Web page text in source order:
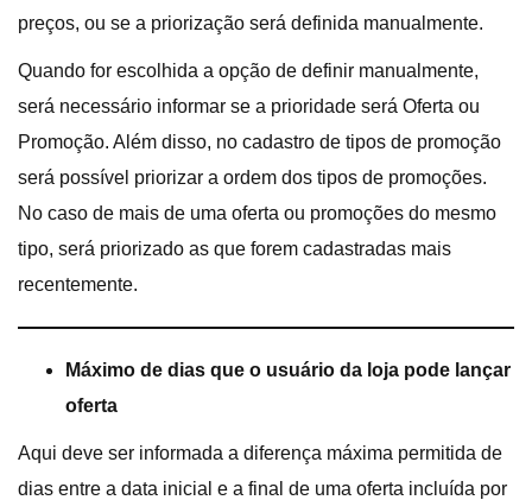
preços, ou se a priorização será definida manualmente.
Quando for escolhida a opção de definir manualmente,
será necessário informar se a prioridade será Oferta ou
Promoção. Além disso, no cadastro de tipos de promoção
será possível priorizar a ordem dos tipos de promoções.
No caso de mais de uma oferta ou promoções do mesmo
tipo, será priorizado as que forem cadastradas mais
recentemente.
Máximo de dias que o usuário da loja pode lançar
oferta
Aqui deve ser informada a diferença máxima permitida de
dias entre a data inicial e a final de uma oferta incluída por